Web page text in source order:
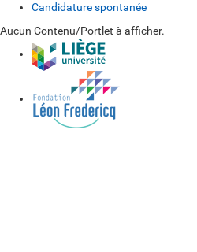
Candidature spontanée
Aucun Contenu/Portlet à afficher.